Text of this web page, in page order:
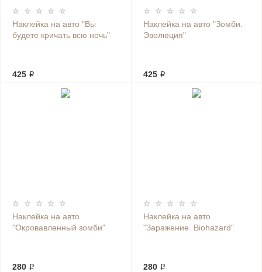
Наклейка на авто "Вы
будете кричать всю ночь"
425 ₽
Наклейка на авто "Зомби.
Эволюция"
425 ₽
Наклейка на авто
"Окровавленный зомби"
280 ₽
Наклейка на авто
"Заражение. Biohazard"
280 ₽